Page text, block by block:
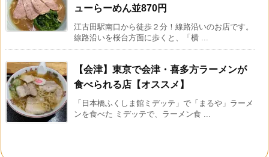
ューらーめん並870円
江古田駅南口から徒歩２分！線路沿いのお店です。
線路沿いを桜台方面に歩くと、「横 ...
【会津】東京で会津・喜多方ラーメンが
食べられる店【オススメ】
「日本橋ふくしま館ミデッテ」で「まるや」ラーメ
ンを食べた ミデッテで、ラーメン食 ...